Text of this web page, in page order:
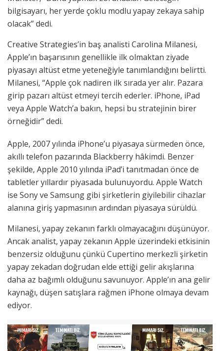
bilgisayarı, her yerde çoklu modlu yapay zekaya sahip
olacak” dedi.
Creative Strategies’in baş analisti Carolina Milanesi,
Apple’ın başarısının genellikle ilk olmaktan ziyade
piyasayı altüst etme yeteneğiyle tanımlandığını belirtti.
Milanesi, “Apple çok nadiren ilk sırada yer alır. Pazara
girip pazarı altüst etmeyi tercih ederler. iPhone, iPad
veya Apple Watch’a bakın, hepsi bu stratejinin birer
örneğidir” dedi.
Apple, 2007 yılında iPhone’u piyasaya sürmeden önce,
akıllı telefon pazarında Blackberry hâkimdi. Benzer
şekilde, Apple 2010 yılında iPad’i tanıtmadan önce de
tabletler yıllardır piyasada bulunuyordu. Apple Watch
ise Sony ve Samsung gibi şirketlerin giyilebilir cihazlar
alanına giriş yapmasının ardından piyasaya sürüldü.
Milanesi, yapay zekanın farklı olmayacağını düşünüyor.
Ancak analist, yapay zekanın Apple üzerindeki etkisinin
benzersiz olduğunu çünkü Cupertino merkezli şirketin
yapay zekadan doğrudan elde ettiği gelir akışlarına
daha az bağımlı olduğunu savunuyor. Apple’ın ana gelir
kaynağı, düşen satışlara rağmen iPhone olmaya devam
ediyor.